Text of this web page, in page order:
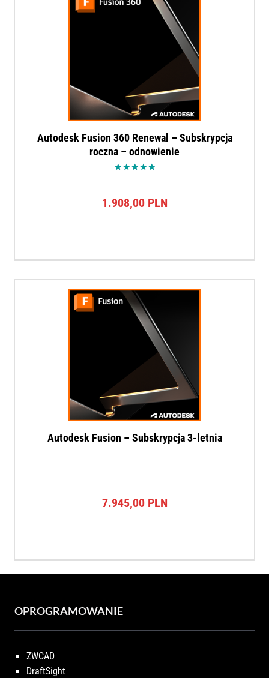
Autodesk Fusion 360 Renewal – Subskrypcja
roczna – odnowienie
1.908,00 PLN
Autodesk Fusion – Subskrypcja 3-letnia
7.945,00 PLN
OPROGRAMOWANIE
ZWCAD
DraftSight